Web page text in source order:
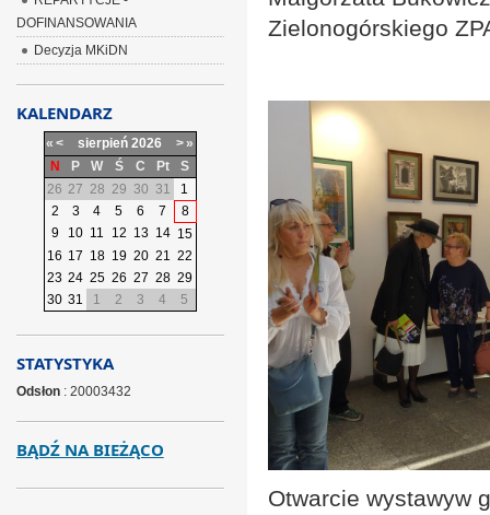
Zielonogórskiego
Otwarcie wystawyw
DOFINANSOWANIA
Decyzja MKiDN
KALENDARZ
« < sierpień 2026 >»
N
P W Ś C Pt
S
26 27 28 29 30 31
1
2
3 4 5 6 7
8
9
10 11 12 13 14 15
16 17 18 19 20 21 22
23 24 25 26 27 28 29
30 31 1 2 3 4 5
STATYSTYKA
Odsłon: 20003432
BĄDŹ NA BIEŻĄCO